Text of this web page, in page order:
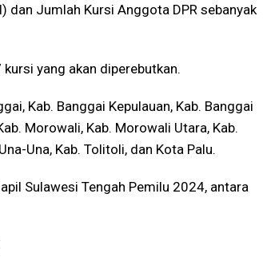
dan Jumlah Kursi Anggota DPR sebanyak
yang akan diperebutkan.
Kab. Banggai Kepulauan, Kab. Banggai
Morowali, Kab. Morowali Utara, Kab.
Una, Kab. Tolitoli, dan Kota Palu.
Sulawesi Tengah Pemilu 2024, antara